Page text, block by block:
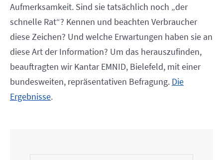
Aufmerksamkeit. Sind sie tatsächlich noch „der
schnelle Rat“? Kennen und beachten Verbraucher
diese Zeichen? Und welche Erwartungen haben sie an
diese Art der Information? Um das herauszufinden,
beauftragten wir Kantar EMNID, Bielefeld, mit einer
bundesweiten, repräsentativen Befragung. Die
Ergebnisse.